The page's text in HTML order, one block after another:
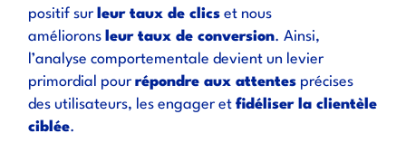
positif sur leur taux de clics et nous
améliorons leur taux de conversion. Ainsi,
l’analyse comportementale devient un levier
primordial pourrépondre aux attentes précises
des utilisateurs, les engager etfidéliser la clientèle
ciblée.